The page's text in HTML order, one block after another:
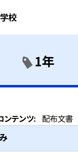
校
1年
ンテンツ: 配布文書